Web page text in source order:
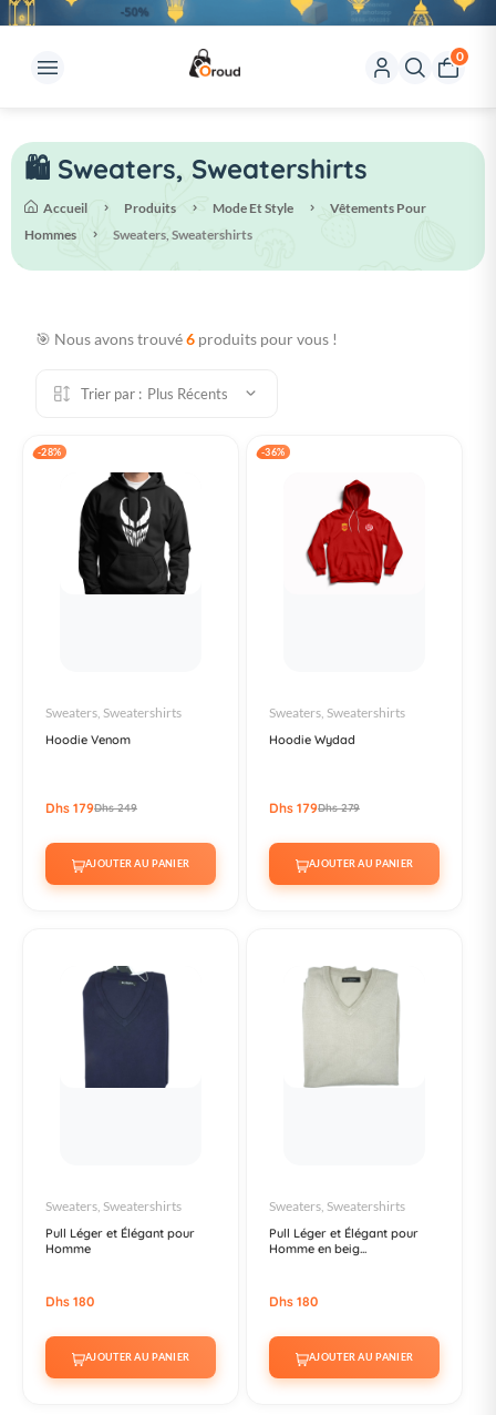
0
🛍️ Sweaters, Sweatershirts
Accueil Produits Mode Et Style
Vêtements Pour
Hommes
Sweaters, Sweatershirts
🎯 Nous avons trouvé6 produits pour vous !
Trier par : Plus Récents
-28%
Sweaters, Sweatershirts
Hoodie Venom
Dhs 179Dhs 249
AJOUTER AU PANIER
-36%
Sweaters, Sweatershirts
Hoodie Wydad
Dhs 179Dhs 279
AJOUTER AU PANIER
Sweaters, Sweatershirts
Pull Léger et Élégant pour
Homme
Dhs 180
AJOUTER AU PANIER
Sweaters, Sweatershirts
Pull Léger et Élégant pour
Homme en beig...
Dhs 180
AJOUTER AU PANIER